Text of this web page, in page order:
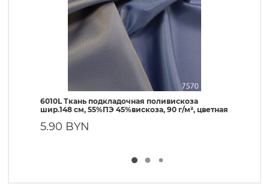
6010L Ткань подкладочная поливискоза
шир.148 см, 55%ПЭ 45%вискоза, 90 г/м², цветная
5.90 BYN